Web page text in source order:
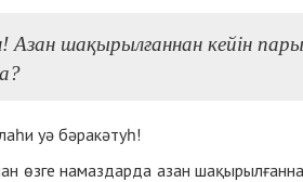
Азан шақырылғаннан кейін
уә бәракәтуһ!
өзге намаздарда азан